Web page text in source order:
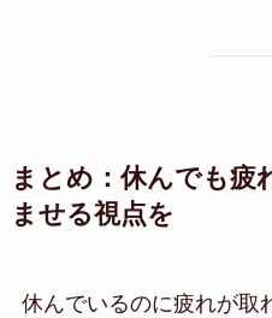
まとめ：休んでも疲
ませる視点を
休んでいるのに疲れが取